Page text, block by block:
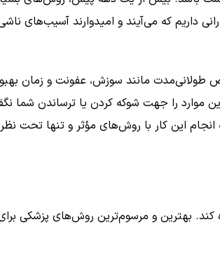
داریم که می‌آیند و امیدوارند آسیب‌های
طولانی‌مدت مانند سوزش، عفونت و زمان
موارد را جهت شوکه کردن یا ترساندن شما
این کار با روش‌های مؤثر و تنها تحت
و مرسوم‌ترین روش‌های پزشکی برای